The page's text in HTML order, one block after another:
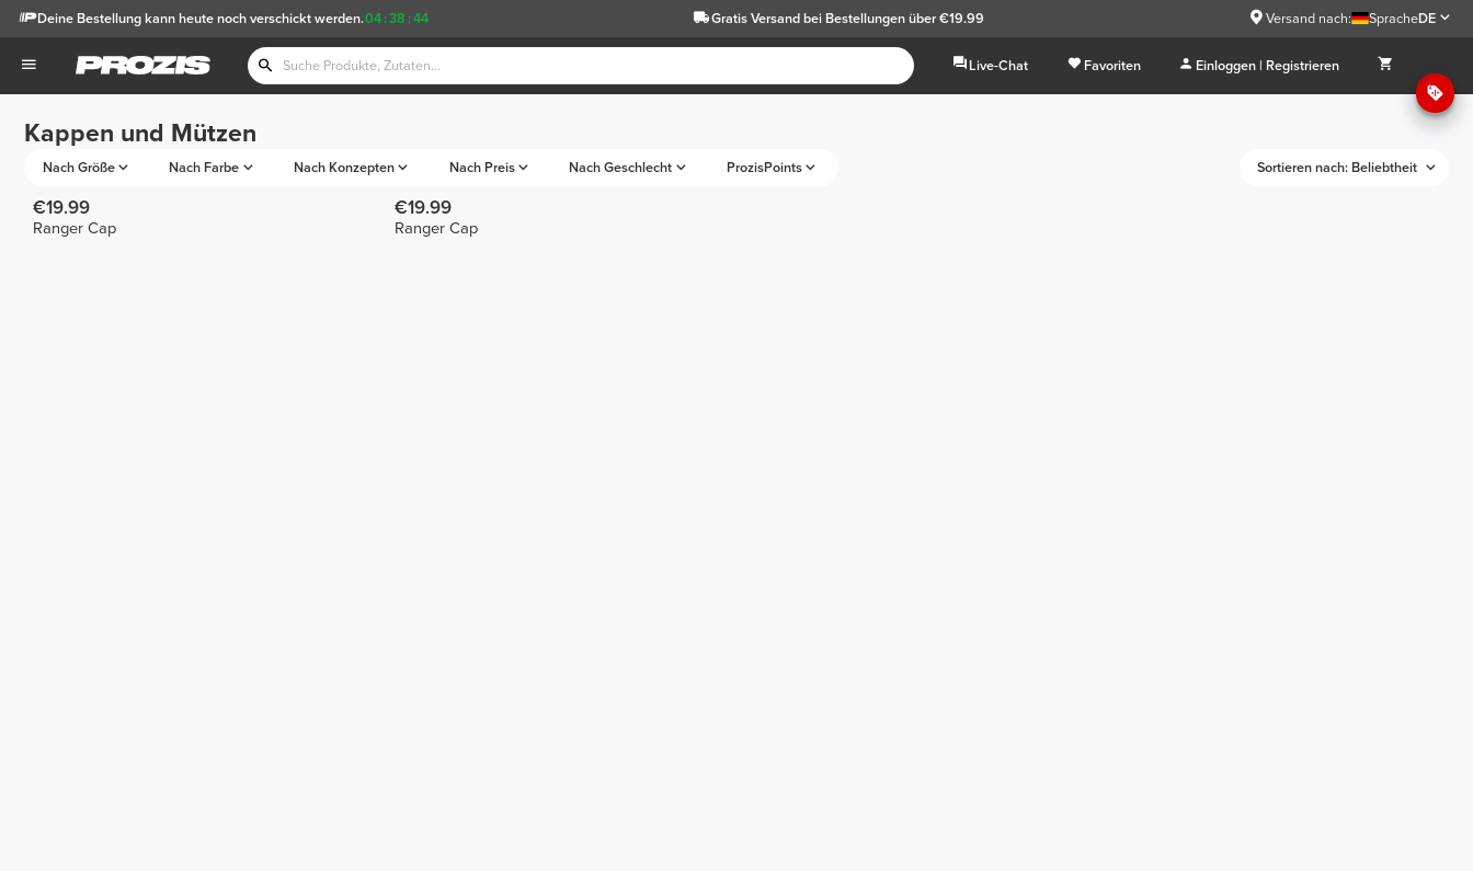
04 :38 :44
Deine Bestellung kann heute noch verschickt werden. Gratis Versandbei Bestellungen über €19.99 Versand nach: SpracheDE
Live-Chat Favoriten Einloggen | Registrieren
Kappen und Mützen
Nach Größe Nach Farbe Nach Konzepten Nach Preis Nach Geschlecht ProzisPoints Sortieren nach: Beliebtheit
€19.99
Ranger Cap
€19.99
Ranger Cap